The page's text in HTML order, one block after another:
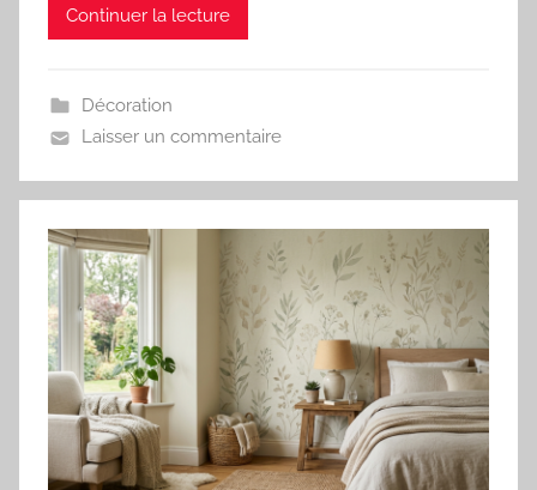
Continuer la lecture
Décoration
Laisser un commentaire